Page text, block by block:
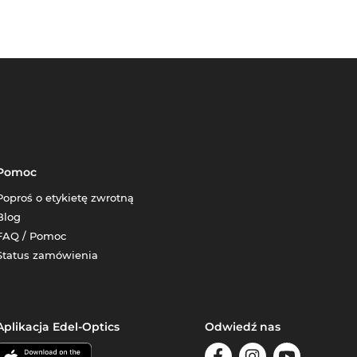
o etykietę zwrotną
/ Pomoc
zamówienia
Edel-Optics Odwiedź nas